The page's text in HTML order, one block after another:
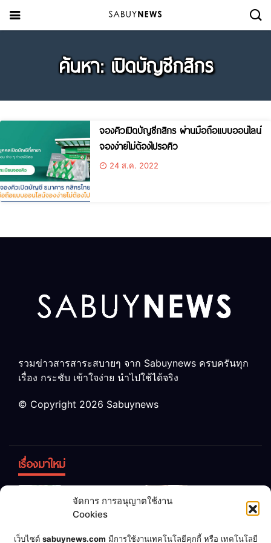
จัดการ การอนุญาตใช้งาน
Cookies
เว็บไซต์ sabuynews.com มีการใช้งานเทคโนโลยีคุกกี้ หรือ เทคโนโลยี
ค้นหา: เปิดบัญชีกสิกร
จองคิวเปิดบัญชีกสิกร ผ่านมือถือแบบออนไลน์
จองง่ายไม่ต้องไปรอคิว
24 ส.ค. 2022
รวมข่าวสารสาระสบายๆ จาก Sabuynews ครบครันทุก
เรื่อง กระชับ เข้าใจง่าย นำไปใช้ได้จริง
© Copyright 2026 Sabuynews
เรื่องมาใหม่
ทิ้ง! เปลี่ยน
เป็น “ปุ๋ย
จุลินทรีย์”
หญิง 12 ขวบ
แต่งงานกับ
เชื่อพ่อแล้ว เจ้าของคาร์